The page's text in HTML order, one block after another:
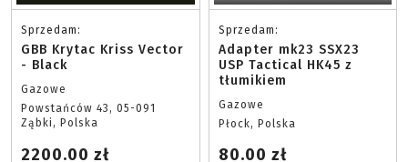
Sprzedam:
GBB Krytac Kriss Vector
- Black
Gazowe
Powstańców 43, 05-091
Ząbki, Polska
2200.00 zł
Sprzedam:
Adapter mk23 SSX23
USP Tactical HK45 z
tłumikiem
Gazowe
Płock, Polska
80.00 zł